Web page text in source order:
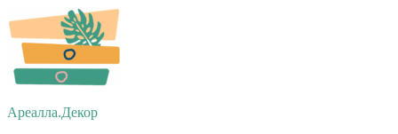
Перейти
к
содержимому
Ареалла.Декор